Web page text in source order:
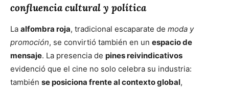
confluencia cultural y política
La alfombra roja, tradicional escaparate de moda y
promoción, se convirtió también en un espacio de
mensaje. La presencia de pines reivindicativos
evidenció que el cine no solo celebra su industria:
también se posiciona frente al contexto global,